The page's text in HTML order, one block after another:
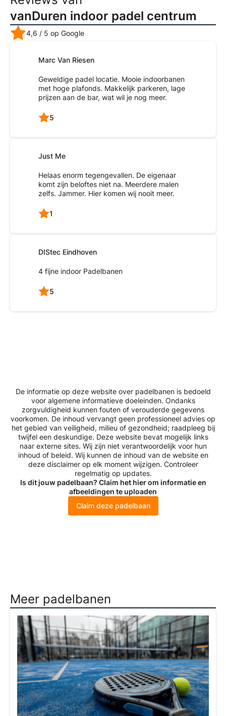
vanDuren indoor padel centrum
4,6 / 5 op Google
Marc Van Riesen
Geweldige padel locatie. Mooie indoorbanen
met hoge plafonds. Makkelijk parkeren, lage
prijzen aan de bar, wat wil je nog meer.
5
Just Me
Helaas enorm tegengevallen. De eigenaar
komt zijn beloftes niet na. Meerdere malen
zelfs. Jammer. Hier komen wij nooit meer.
1
DIStec Eindhoven
4 fijne indoor Padelbanen
5
De informatie op deze website over padelbanen is bedoeld
voor algemene informatieve doeleinden. Ondanks
zorgvuldigheid kunnen fouten of verouderde gegevens
voorkomen. De inhoud vervangt geen professioneel advies op
het gebied van veiligheid, milieu of gezondheid; raadpleeg bij
twijfel een deskundige. Deze website bevat mogelijk links
naar externe sites. Wij zijn niet verantwoordelijk voor hun
inhoud of beleid. Wij kunnen de inhoud van de website en
deze disclaimer op elk moment wijzigen. Controleer
regelmatig op updates.
Is dit jouw padelbaan? Claim het hier om informatie en
afbeeldingen te uploaden
Claim deze padelbaan
Meer padelbanen